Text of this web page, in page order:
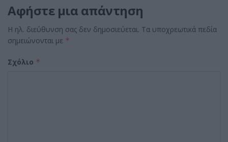
Αφήστε μια απάντηση
Η ηλ. διεύθυνση σας δεν δημοσιεύεται. Τα υποχρεωτικά πεδία
σημειώνονται με *
Σχόλιο *